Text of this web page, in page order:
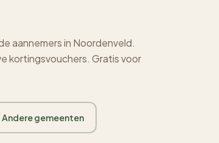
aannemers in Noordenveld.
kortingsvouchers. Gratis voor
Andere gemeenten